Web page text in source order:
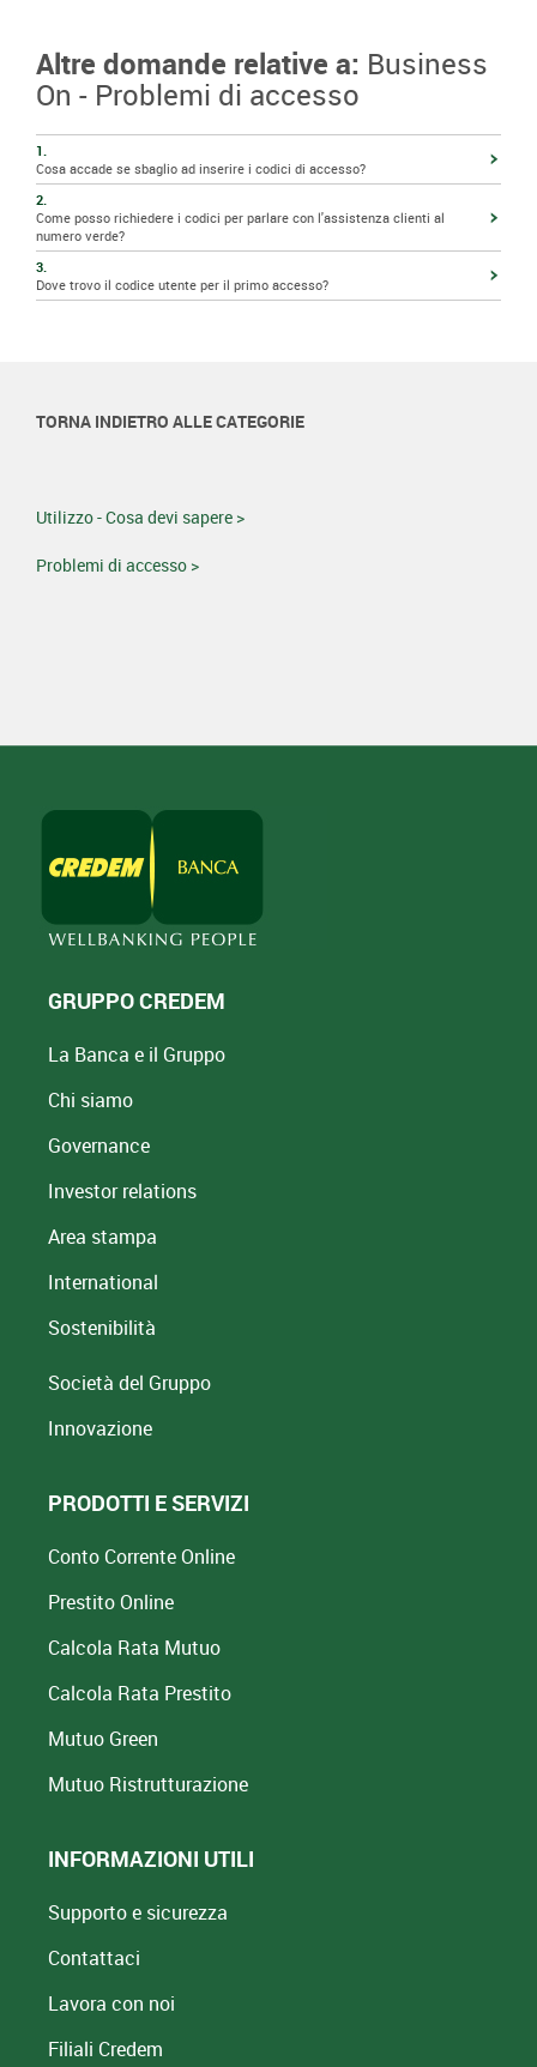
Altre domande relative a: Business
On - Problemi di accesso
1.
Cosa accade se sbaglio ad inserire i codici di accesso?
2.
Come posso richiedere i codici per parlare con l'assistenza clienti al
numero verde?
3.
Dove trovo il codice utente per il primo accesso?
TORNA INDIETRO ALLE CATEGORIE
Utilizzo - Cosa devi sapere >
Problemi di accesso >
GRUPPO CREDEM
La Banca e il Gruppo
Chi siamo
Governance
Investor relations
Area stampa
International
Sostenibilità
Società del Gruppo
Innovazione
PRODOTTI E SERVIZI
Conto Corrente Online
Prestito Online
Calcola Rata Mutuo
Calcola Rata Prestito
Mutuo Green
Mutuo Ristrutturazione
INFORMAZIONI UTILI
Supporto e sicurezza
Contattaci
Lavora con noi
Filiali Credem